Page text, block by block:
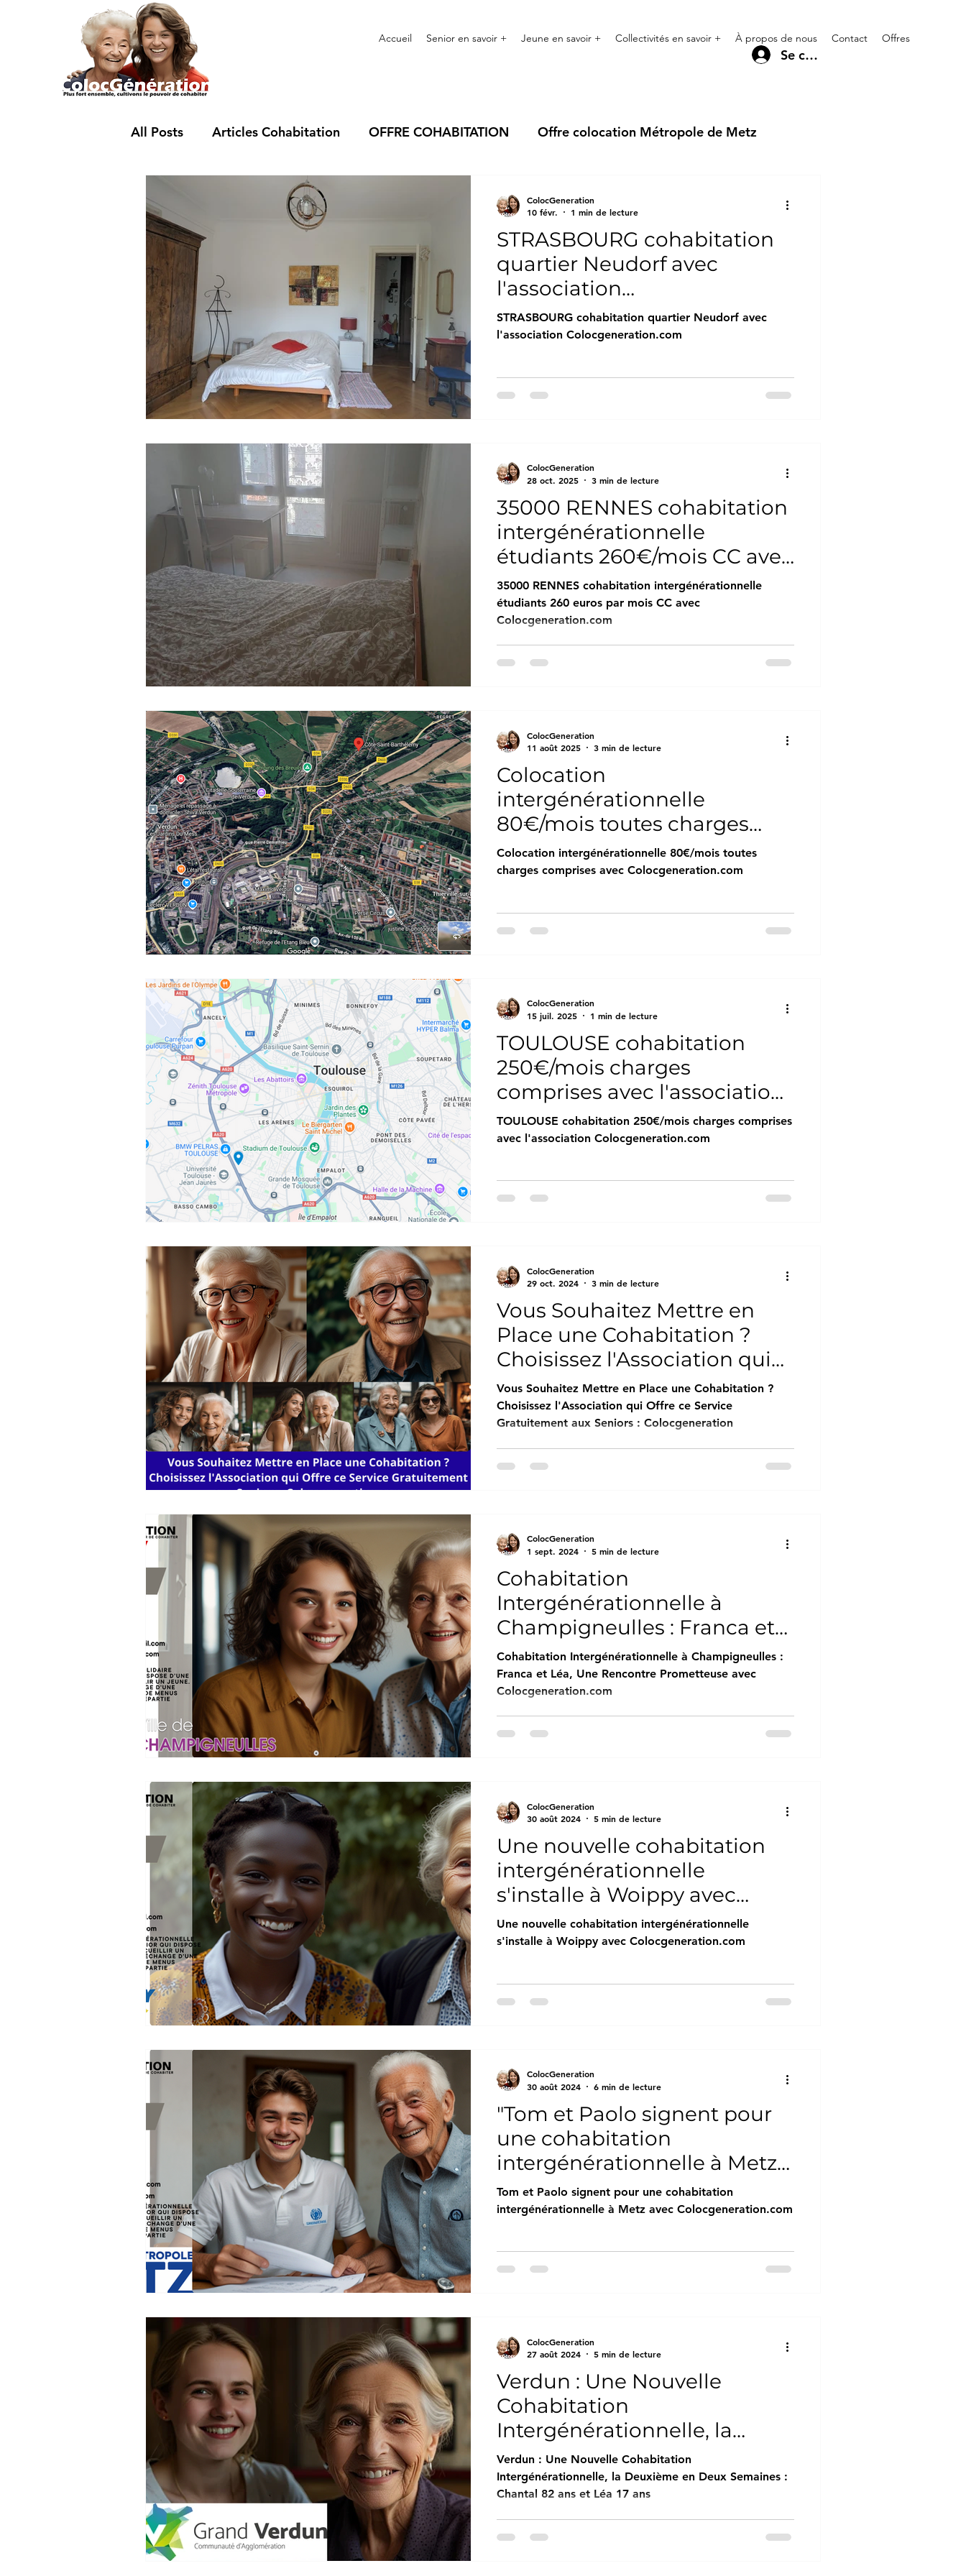
Accueil Senior en savoir + Jeune en savoir + Collectivités en savoir + À propos de nous Contact Offres
Se connecter
All Posts Articles Cohabitation OFFRE COHABITATION Offre colocation Métropole de Metz
Offre colocation Métropole de Nancy
Offres cohabitation Strasbourg
STRASBOURG cohabitation
quartier Neudorf avec
l'association
Colocgeneration.com
STRASBOURG cohabitation quartier Neudorf avec
l'association Colocgeneration.com
ColocGeneration
10 févr.
1 min de lecture
35000 RENNES cohabitation
intergénérationnelle
étudiants 260€/mois CC avec
Colocgeneration.com
35000 RENNES cohabitation intergénérationnelle
étudiants 260 euros par mois CC avec
Colocgeneration.com
ColocGeneration
28 oct. 2025
3 min de lecture
Colocation
intergénérationnelle
80€/mois toutes charges
comprises avec
Colocgeneration.com
Colocation intergénérationnelle 80€/mois toutes
charges comprises avec Colocgeneration.com
ColocGeneration
11 août 2025
3 min de lecture
TOULOUSE cohabitation
250€/mois charges
comprises avec l'association
Colocgeneration.com
TOULOUSE cohabitation 250€/mois charges comprises
avec l'association Colocgeneration.com
ColocGeneration
15 juil. 2025
1 min de lecture
Vous Souhaitez Mettre en
Place une Cohabitation ?
Choisissez l'Association qui
Offre ce Service
Gratuitement aux Seniors :
Colocgeneration.com
Vous Souhaitez Mettre en Place une Cohabitation ?
Choisissez l'Association qui Offre ce Service
Gratuitement aux Seniors : Colocgeneration
ColocGeneration
29 oct. 2024
3 min de lecture
Cohabitation
Intergénérationnelle à
Champigneulles : Franca et
Léa, Une Rencontre
Prometteuse avec
Colocgeneration.com
Cohabitation Intergénérationnelle à Champigneulles :
Franca et Léa, Une Rencontre Prometteuse avec
Colocgeneration.com
ColocGeneration
1 sept. 2024
5 min de lecture
Une nouvelle cohabitation
intergénérationnelle
s'installe à Woippy avec
Colocgeneration.com
Une nouvelle cohabitation intergénérationnelle
s'installe à Woippy avec Colocgeneration.com
ColocGeneration
30 août 2024
5 min de lecture
"Tom et Paolo signent pour
une cohabitation
intergénérationnelle à Metz
avec Colocgeneration.com"
Tom et Paolo signent pour une cohabitation
intergénérationnelle à Metz avec Colocgeneration.com
ColocGeneration
30 août 2024
6 min de lecture
Verdun : Une Nouvelle
Cohabitation
Intergénérationnelle, la
Deuxième en Deux
Semaines : Chantal 82 ans et
Léa 17 ans
Verdun : Une Nouvelle Cohabitation
Intergénérationnelle, la Deuxième en Deux Semaines :
Chantal 82 ans et Léa 17 ans
ColocGeneration
27 août 2024
5 min de lecture